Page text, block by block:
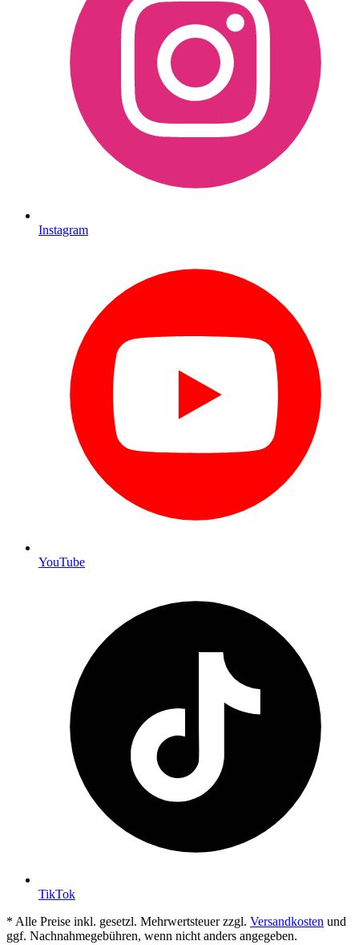
Instagram
YouTube
TikTok
* Alle Preise inkl. gesetzl. Mehrwertsteuer zzgl. Versandkosten und
ggf. Nachnahmegebühren, wenn nicht anders angegeben.